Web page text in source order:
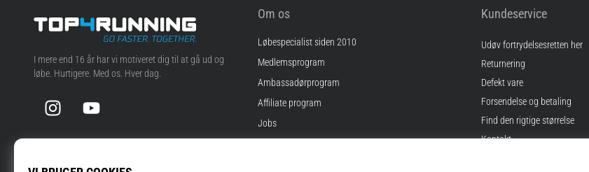
Top4Running.dk
I mere end 16 år har vi motiveret dig til at gå ud og
løbe. Hurtigere. Med os. Hver dag.
InstagramYouTube
Om os
Løbespecialist siden 2010
Medlemsprogram
Ambassadørprogram
Affiliate program
Jobs
Kundeservice
Udøv fortrydelsesretten her
Returnering
Defekt vare
Forsendelse og betaling
Find den rigtige størrelse
Kontakt